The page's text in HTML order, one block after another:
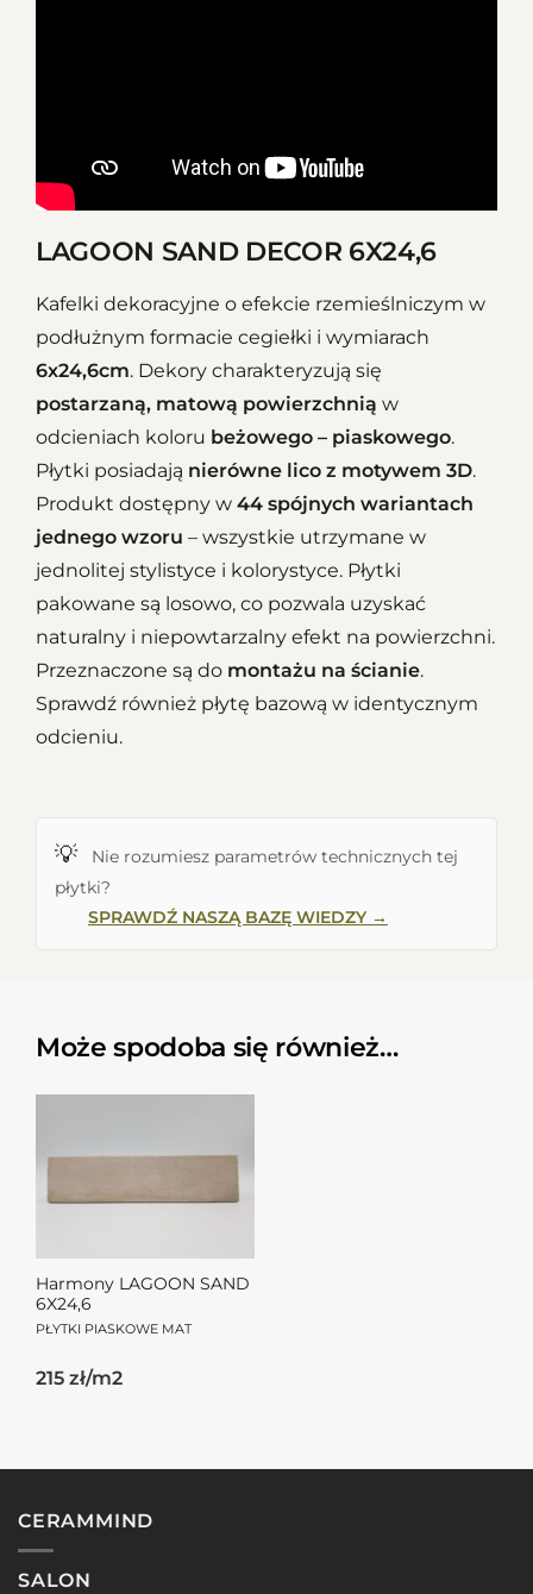
LAGOON SAND DECOR 6X24,6
Kafelki dekoracyjne o efekcie rzemieślniczym w
podłużnym formacie cegiełki i wymiarach
6x24,6cm. Dekory charakteryzują się
postarzaną, matową powierzchnią w
odcieniach koloru beżowego – piaskowego.
Płytki posiadają nierówne lico z motywem 3D.
Produkt dostępny w 44 spójnych wariantach
jednego wzoru – wszystkie utrzymane w
jednolitej stylistyce i kolorystyce. Płytki
pakowane są losowo, co pozwala uzyskać
naturalny i niepowtarzalny efekt na powierzchni.
Przeznaczone są do montażu na ścianie.
Sprawdź również płytę bazową w identycznym
odcieniu.
💡
Nie rozumiesz parametrów technicznych tej
płytki?
SPRAWDŹ NASZĄ BAZĘ WIEDZY →
Może spodoba się również…
Harmony LAGOON SAND
6X24,6
PŁYTKI PIASKOWE MAT
215 zł/m2
CERAMMIND
SALON